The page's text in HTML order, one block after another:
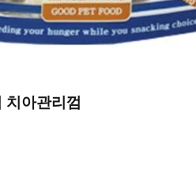
치아관리껌